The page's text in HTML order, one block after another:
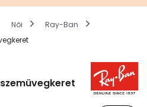
Női
Ray-Ban